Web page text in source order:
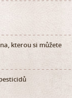
kterou si můžete